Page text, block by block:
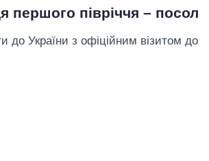
першого півріччя – посол
до України з офіційним візитом до